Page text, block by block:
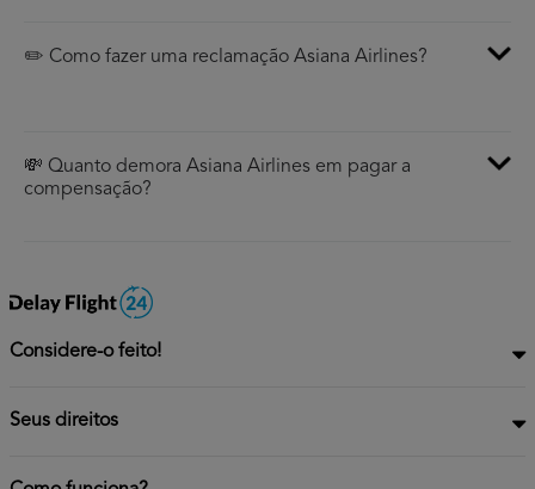
✏️ Como fazer uma reclamação Asiana Airlines?
💸 Quanto demora Asiana Airlines em pagar a
compensação?
Considere-o feito!
Seus direitos